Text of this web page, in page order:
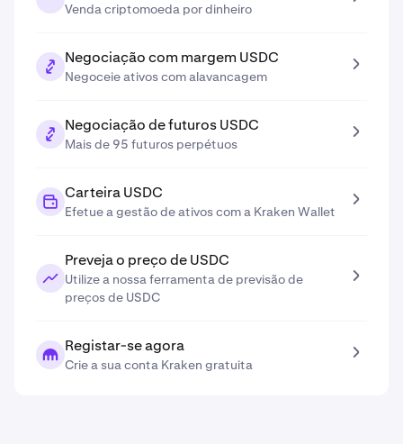
Venda criptomoeda por dinheiro
Negociação com margem USDC
Negoceie ativos com alavancagem
Negociação de futuros USDC
Mais de 95 futuros perpétuos
Carteira USDC
Efetue a gestão de ativos com a Kraken Wallet
Preveja o preço de USDC
Utilize a nossa ferramenta de previsão de
preços de USDC
Registar-se agora
Crie a sua conta Kraken gratuita